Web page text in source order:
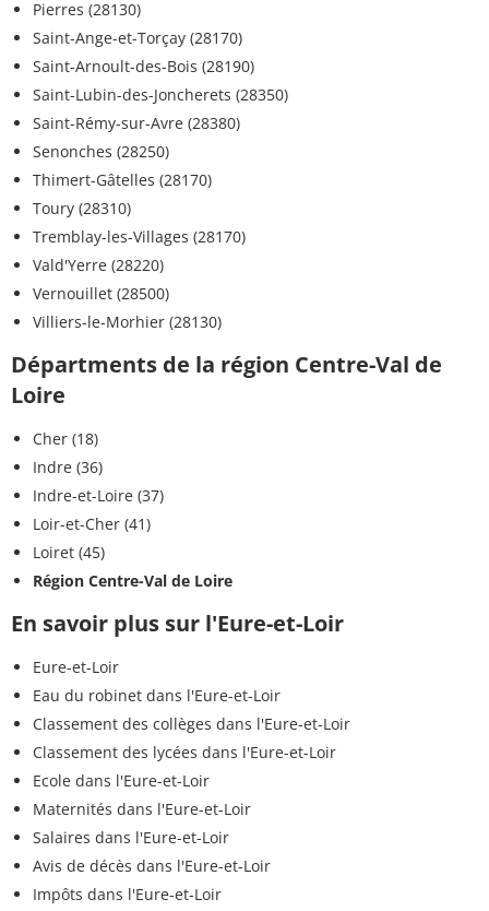
Pierres (28130)
Saint-Ange-et-Torçay (28170)
Saint-Arnoult-des-Bois (28190)
Saint-Lubin-des-Joncherets (28350)
Saint-Rémy-sur-Avre (28380)
Senonches (28250)
Thimert-Gâtelles (28170)
Toury (28310)
Tremblay-les-Villages (28170)
Vald'Yerre (28220)
Vernouillet (28500)
Villiers-le-Morhier (28130)
Départments de la région Centre-Val de
Loire
Cher (18)
Indre (36)
Indre-et-Loire (37)
Loir-et-Cher (41)
Loiret (45)
Région Centre-Val de Loire
En savoir plus sur l'Eure-et-Loir
Eure-et-Loir
Eau du robinet dans l'Eure-et-Loir
Classement des collèges dans l'Eure-et-Loir
Classement des lycées dans l'Eure-et-Loir
Ecole dans l'Eure-et-Loir
Maternités dans l'Eure-et-Loir
Salaires dans l'Eure-et-Loir
Avis de décès dans l'Eure-et-Loir
Impôts dans l'Eure-et-Loir